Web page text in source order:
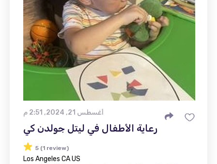
أغسطس 21, 2024, 2:51 م
رعاية الأطفال في ليتل جولدن كي
5 (1 review)
Los Angeles CA US